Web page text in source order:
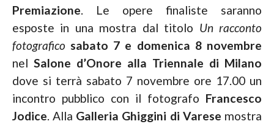
Premiazione. Le opere finaliste saranno
esposte in una mostra dal titolo Un racconto
fotografico sabato 7 e domenica 8 novembre
nel Salone d’Onore alla Triennale di Milano
dove si terrà sabato 7 novembre ore 17.00 un
incontro pubblico con il fotografo Francesco
Jodice. Alla Galleria Ghiggini di Varese mostra